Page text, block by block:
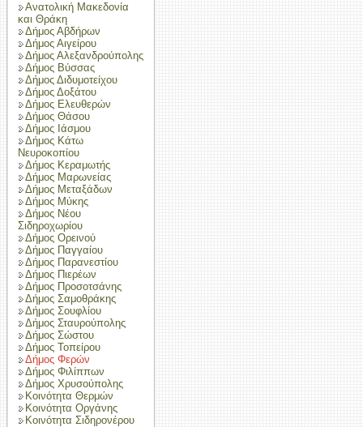
Ανατολική Μακεδονία
και Θράκη
Δήμος Αβδήρων
Δήμος Αιγείρου
Δήμος Αλεξανδρούπολης
Δήμος Βύσσας
Δήμος Διδυμοτείχου
Δήμος Δοξάτου
Δήμος Ελευθερών
Δήμος Θάσου
Δήμος Ιάσμου
Δήμος Κάτω
Νευροκοπίου
Δήμος Κεραμωτής
Δήμος Μαρωνείας
Δήμος Μεταξάδων
Δήμος Μύκης
Δήμος Νέου
Σιδηροχωρίου
Δήμος Ορεινού
Δήμος Παγγαίου
Δήμος Παρανεστίου
Δήμος Πιερέων
Δήμος Προσοτσάνης
Δήμος Σαμοθράκης
Δήμος Σουφλίου
Δήμος Σταυρούπολης
Δήμος Σώστου
Δήμος Τοπείρου
Δήμος Φερών
Δήμος Φιλίππων
Δήμος Χρυσούπολης
Κοινότητα Θερμών
Κοινότητα Οργάνης
Κοινότητα Σιδηρονέρου